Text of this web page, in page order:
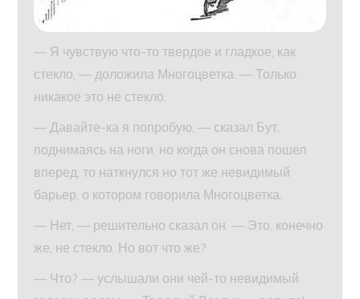
— Я чувствую что-то твердое и гладкое, как
стекло, — доложила Многоцветка. — Только
никакое это не стекло.
— Давайте-ка я попробую, — сказал Бут,
поднимаясь на ноги, но когда он снова пошел
вперед, то наткнулся но тот же невидимый
барьер, о котором говорила Многоцветка.
— Нет, — решительно сказал он. — Это, конечно
же, не стекло. Но вот что же?
— Что? — услышали они чей-то невидимый